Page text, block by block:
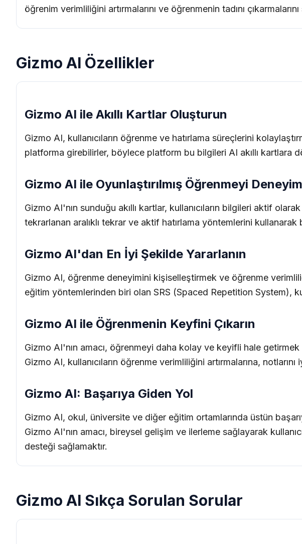
öğrenim verimliliğini artırmalarını ve öğrenmenin tadını
Gizmo AI Özellikler
Gizmo AI ile Akıllı Kartlar Oluşturun
Gizmo AI, kullanıcıların öğrenme ve hatırlama süreçlerini
platforma girebilirler, böylece platform bu bilgileri AI akıllı kartlara
Gizmo AI ile Oyunlaştırılmış Öğrenmeyi
Gizmo AI'nın sunduğu akıllı kartlar, kullanıcıların bilgileri aktif olarak
tekrarlanan aralıklı tekrar ve aktif hatırlama yöntemlerini kullanarak
Gizmo AI'dan En İyi Şekilde Yararlanın
Gizmo AI, öğrenme deneyimini kişiselleştirmek ve öğrenme
eğitim yöntemlerinden biri olan SRS (Spaced Repetition System),
Gizmo AI ile Öğrenmenin Keyfini Çıkarın
Gizmo AI'nın amacı, öğrenmeyi daha kolay ve keyifli hale getirmek
Gizmo AI, kullanıcıların öğrenme verimliliğini artırmalarına,
Gizmo AI: Başarıya Giden Yol
Gizmo AI, okul, üniversite ve diğer eğitim ortamlarında üstün
Gizmo AI'nın amacı, bireysel gelişim ve ilerleme sağlayarak
desteği sağlamaktır.
Gizmo AI Sıkça Sorulan Sorular